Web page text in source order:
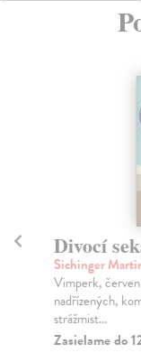
Divocí
Sichinger
Vimperk,
nadřízených,
strážmist...
Zasielame do